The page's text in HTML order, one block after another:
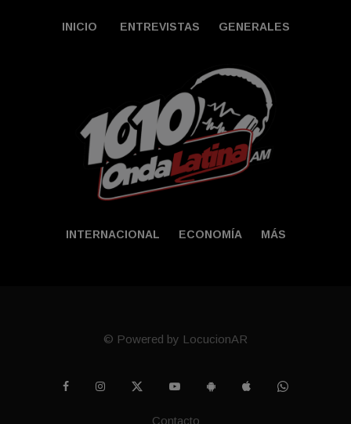
INICIO ENTREVISTAS GENERALES
INTERNACIONAL ECONOMÍA MÁS
© Powered by LocucionAR
Contacto